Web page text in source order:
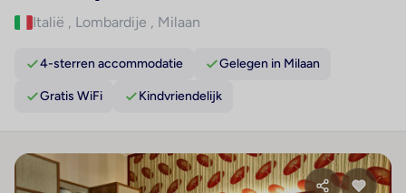
Italië , Lombardije , Milaan
4-sterren accommodatie Gelegen in Milaan
Gratis WiFi Kindvriendelijk